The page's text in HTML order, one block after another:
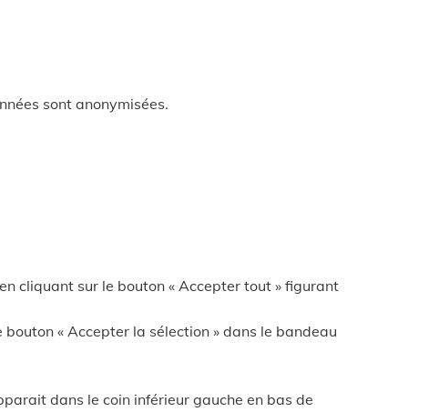
sont anonymisées.
cliquant sur le bouton « Accepter tout » figurant
« Accepter la sélection » dans le bandeau
dans le coin inférieur gauche en bas de